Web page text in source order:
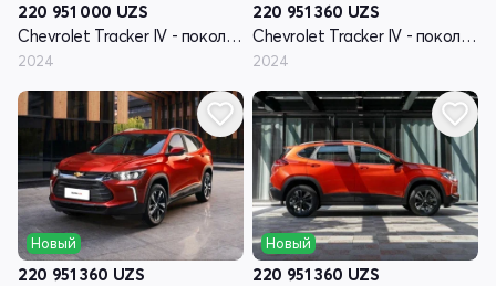
220 951 000 UZS
Chevrolet Tracker IV - поколение
2024
220 951 360 UZS
Chevrolet Tracker IV - поколение
2024
Новый
220 951 360 UZS
Новый
220 951 360 UZS